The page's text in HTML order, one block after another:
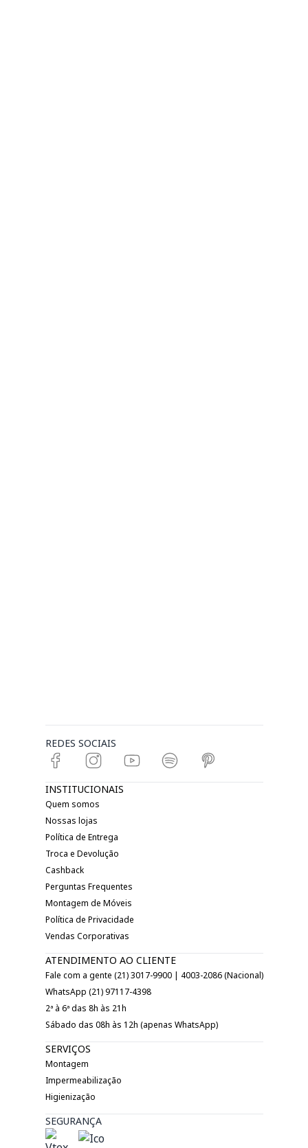
REDES SOCIAIS
INSTITUCIONAIS
Quem somos
Nossas lojas
Política de Entrega
Troca e Devolução
Cashback
Perguntas Frequentes
Montagem de Móveis
Política de Privacidade
Vendas Corporativas
ATENDIMENTO AO CLIENTE
Fale com a gente (21) 3017-9900 | 4003-2086 (Nacional)
WhatsApp (21) 97117-4398
2ª à 6ª das 8h às 21h
Sábado das 08h às 12h (apenas WhatsApp)
SERVIÇOS
Montagem
Impermeabilização
Higienização
SEGURANÇA